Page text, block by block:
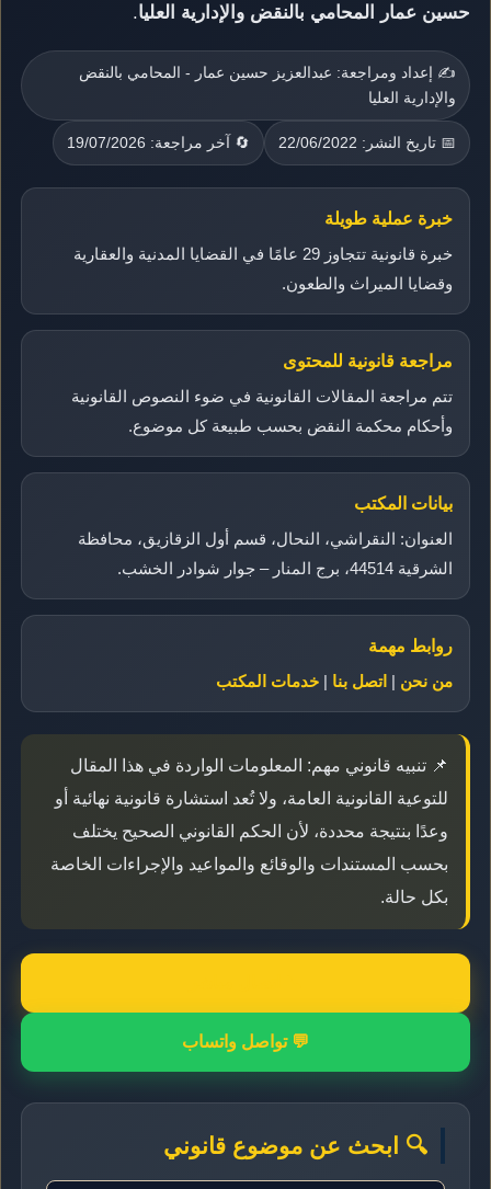
حسين عمار المحامي بالنقض والإدارية العليا.
✍️ إعداد ومراجعة: عبدالعزيز حسين عمار - المحامي بالنقض
والإدارية العليا
📅 تاريخ النشر: 22/06/2022 🔄 آخر مراجعة: 19/07/2026
خبرة عملية طويلة
خبرة قانونية تتجاوز 29 عامًا في القضايا المدنية والعقارية
وقضايا الميراث والطعون.
مراجعة قانونية للمحتوى
تتم مراجعة المقالات القانونية في ضوء النصوص القانونية
وأحكام محكمة النقض بحسب طبيعة كل موضوع.
بيانات المكتب
العنوان: النقراشي، النحال، قسم أول الزقازيق، محافظة
الشرقية 44514، برج المنار – جوار شوادر الخشب.
روابط مهمة
من نحن | اتصل بنا | خدمات المكتب
📌 تنبيه قانوني مهم: المعلومات الواردة في هذا المقال
للتوعية القانونية العامة، ولا تُعد استشارة قانونية نهائية أو
وعدًا بنتيجة محددة، لأن الحكم القانوني الصحيح يختلف
بحسب المستندات والوقائع والمواعيد والإجراءات الخاصة
بكل حالة.
💬 تواصل واتساب
🔍 ابحث عن موضوع قانوني